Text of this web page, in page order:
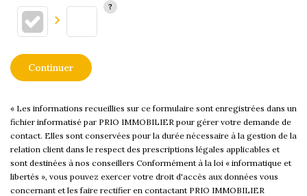
Continuer
« Les informations recueillies sur ce formulaire sont enregistrées dans un
fichier informatisé par PRIO IMMOBILIER pour gérer votre demande de
contact. Elles sont conservées pour la durée nécessaire à la gestion de la
relation client dans le respect des prescriptions légales applicables et
sont destinées à nos conseillers Conformément à la loi « informatique et
libertés », vous pouvez exercer votre droit d'accès aux données vous
concernant et les faire rectifier en contactant PRIO IMMOBILIER